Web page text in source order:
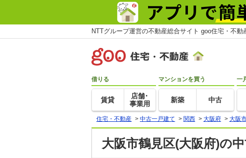
NTTグループ運営の不動産総合サイト goo住宅・不動
借りる
賃貸
店舗･
事業用
マンションを買う
新築 中古
一
住宅・不動産 > 中古一戸建て > 関西 > 大阪府 > 大阪
大阪市鶴見区(大阪府)の